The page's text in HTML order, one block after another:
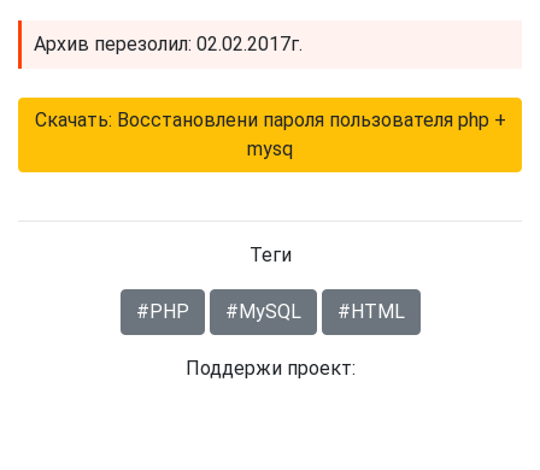
Архив перезолил: 02.02.2017г.
Скачать: Восстановлени пароля пользователя php +
mysq
Теги
#PHP #MySQL #HTML
Поддержи проект: